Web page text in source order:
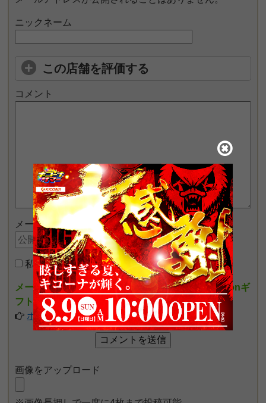
ニックネーム
この店舗を評価する
コメント
メールアドレス
私はロボットではありません
メールアドレスを入力しポイントを貯めるとamazonギ
フト券がもらえます
ポイントの詳細についてはこちら
画像をアップロード